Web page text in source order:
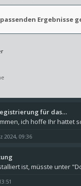
Ergebnisse
für das…
2024, 09:36